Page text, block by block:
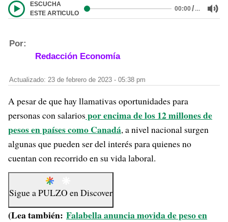
ESCUCHA
ESTE ARTICULO
00:00/…
Por:
Redacción Economía
Actualizado: 23 de febrero de 2023 - 05:38 pm
A pesar de que hay llamativas oportunidades para
personas con salarios por encima de los 12 millones de
pesos en países como Canadá, a nivel nacional surgen
algunas que pueden ser del interés para quienes no
cuentan con recorrido en su vida laboral.
Sigue aPULZO enDiscover
(Lea también: Falabella anuncia movida de peso en